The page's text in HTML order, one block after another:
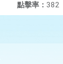
點擊率： 382